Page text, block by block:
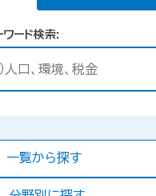
ワード検索
一覧から探す